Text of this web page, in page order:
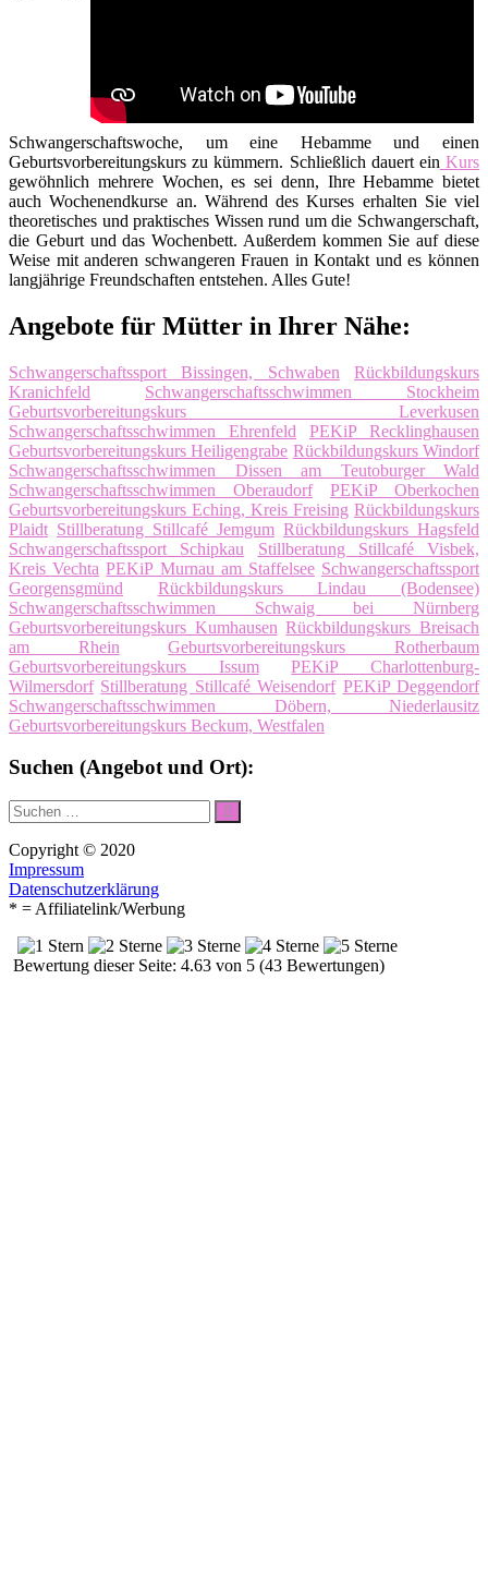
Schwangerschaftswoche, um eine Hebamme und einen
Geburtsvorbereitungskurs zu kümmern. Schließlich dauert ein Kurs
gewöhnlich mehrere Wochen, es sei denn, Ihre Hebamme bietet
auch Wochenendkurse an. Während des Kurses erhalten Sie viel
theoretisches und praktisches Wissen rund um die Schwangerschaft,
die Geburt und das Wochenbett. Außerdem kommen Sie auf diese
Weise mit anderen schwangeren Frauen in Kontakt und es können
langjährige Freundschaften entstehen. Alles Gute!
Angebote für Mütter in Ihrer Nähe:
Schwangerschaftssport Bissingen, Schwaben
Rückbildungskurs
Kranichfeld
Schwangerschaftsschwimmen Stockheim
Geburtsvorbereitungskurs Leverkusen
Schwangerschaftsschwimmen Ehrenfeld
PEKiP Recklinghausen
Geburtsvorbereitungskurs Heiligengrabe Rückbildungskurs Windorf
Schwangerschaftsschwimmen Dissen am Teutoburger Wald
Schwangerschaftsschwimmen Oberaudorf
PEKiP Oberkochen
Geburtsvorbereitungskurs Eching, Kreis Freising Rückbildungskurs
Plaidt Stillberatung Stillcafé Jemgum Rückbildungskurs Hagsfeld
Schwangerschaftssport Schipkau
Stillberatung Stillcafé Visbek,
Kreis Vechta PEKiP Murnau am Staffelsee Schwangerschaftssport
Georgensgmünd
Rückbildungskurs Lindau (Bodensee)
Schwangerschaftsschwimmen Schwaig bei Nürnberg
Geburtsvorbereitungskurs Kumhausen Rückbildungskurs Breisach
am Rhein
Geburtsvorbereitungskurs Rotherbaum
Geburtsvorbereitungskurs Issum
PEKiP Charlottenburg-
Wilmersdorf Stillberatung Stillcafé Weisendorf PEKiP Deggendorf
Schwangerschaftsschwimmen Döbern, Niederlausitz
Geburtsvorbereitungskurs Beckum, Westfalen
Suchen (Angebot und Ort):
Suche
nach:
Suchen
Copyright © 2020
Impressum
Datenschutzerklärung
* = Affiliatelink/Werbung
Bewertung dieser Seite: 4.63 von 5 (43 Bewertungen)